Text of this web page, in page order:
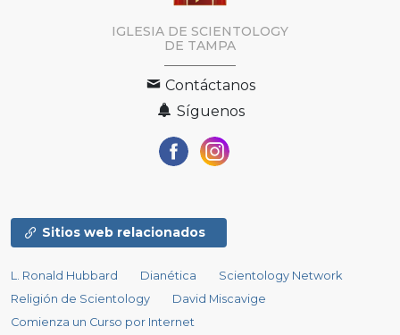
IGLESIA DE SCIENTOLOGY
DE TAMPA
Contáctanos
Síguenos
Sitios web relacionados
L. Ronald Hubbard Dianética
Scientology Network
Religión de Scientology
David Miscavige
Comienza un Curso por Internet